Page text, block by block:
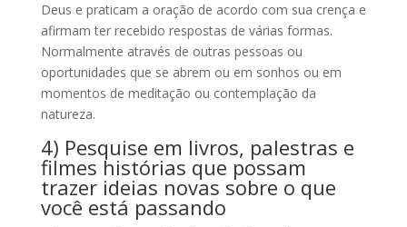
Deus e praticam a oração de acordo com sua crença e
afirmam ter recebido respostas de várias formas.
Normalmente através de outras pessoas ou
oportunidades que se abrem ou em sonhos ou em
momentos de meditação ou contemplação da
natureza.
4) Pesquise em livros, palestras e
filmes histórias que possam
trazer ideias novas sobre o que
você está passando